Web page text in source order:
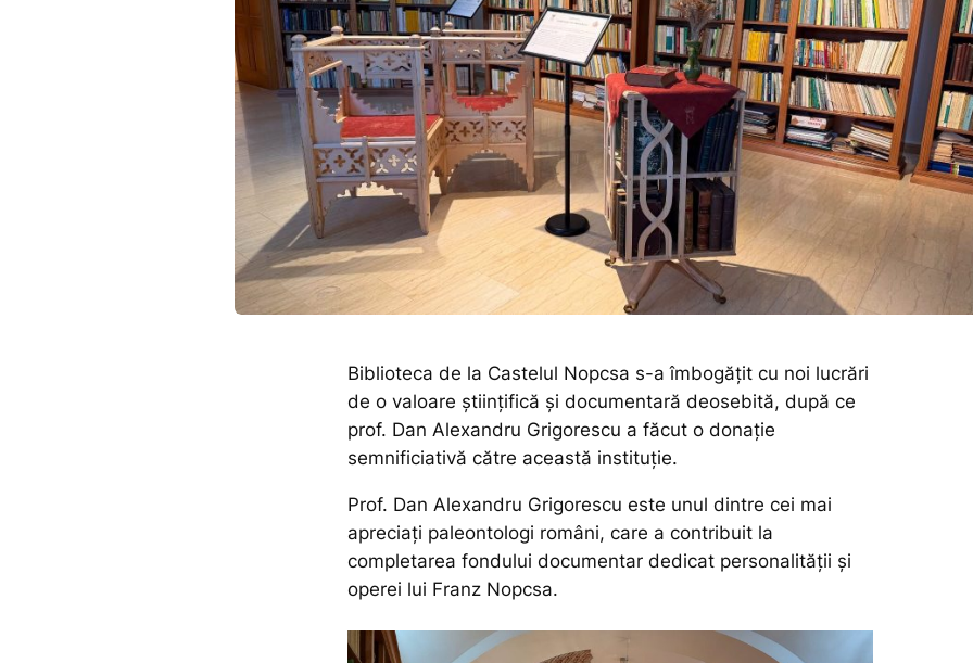
Biblioteca de la Castelul Nopcsa s-a îmbogățit cu noi lucrări
de o valoare științifică și documentară deosebită, după ce
prof. Dan Alexandru Grigorescu a făcut o donație
semnificiativă către această instituție.
Prof. Dan Alexandru Grigorescu este unul dintre cei mai
apreciați paleontologi români, care a contribuit la
completarea fondului documentar dedicat personalității și
operei lui Franz Nopcsa.